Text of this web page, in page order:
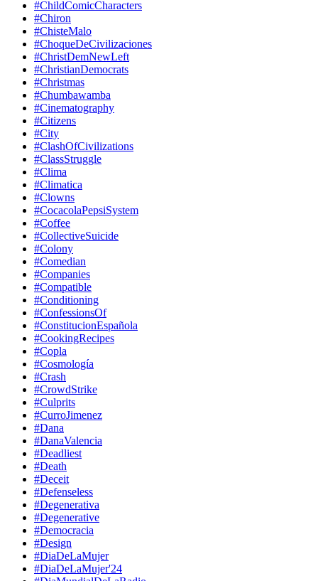
#ChildComicCharacters
#Chiron
#ChisteMalo
#ChoqueDeCivilizaciones
#ChristDemNewLeft
#ChristianDemocrats
#Christmas
#Chumbawamba
#Cinematography
#Citizens
#City
#ClashOfCivilizations
#ClassStruggle
#Clima
#Climatica
#Clowns
#CocacolaPepsiSystem
#Coffee
#CollectiveSuicide
#Colony
#Comedian
#Companies
#Compatible
#Conditioning
#ConfessionsOf
#ConstitucionEspañola
#CookingRecipes
#Copla
#Cosmología
#Crash
#CrowdStrike
#Culprits
#CurroJimenez
#Dana
#DanaValencia
#Deadliest
#Death
#Deceit
#Defenseless
#Degenerativa
#Degenerative
#Democracia
#Design
#DiaDeLaMujer
#DiaDeLaMujer'24